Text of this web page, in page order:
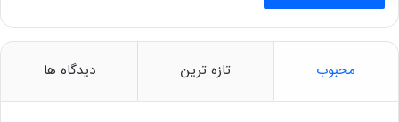
محبوب تازه ترین دیدگاه ها